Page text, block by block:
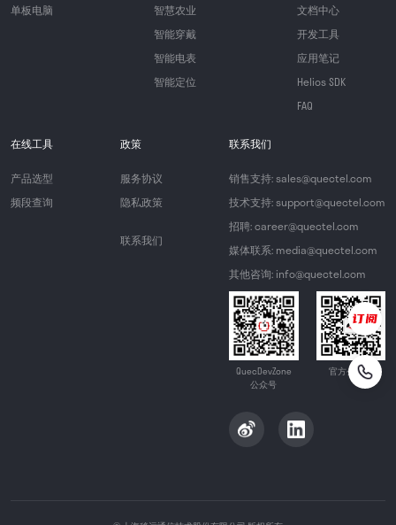
单板电脑
智慧农业
智能穿戴
智能电表
智能定位
文档中心
开发工具
应用笔记
Helios SDK
FAQ
在线工具
产品选型
频段查询
政策
服务协议
隐私政策
联系我们
联系我们
销售支持: sales@quectel.com
技术支持: support@quectel.com
招聘: career@quectel.com
媒体联系: media@quectel.com
其他咨询: info@quectel.com
QuecDevZone
公众号
官方公众号